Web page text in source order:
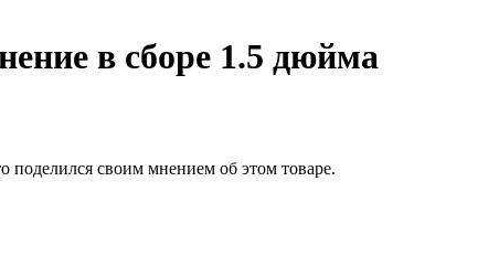
в сборе 1.5 дюйма
поделился своим мнением об этом товаре.